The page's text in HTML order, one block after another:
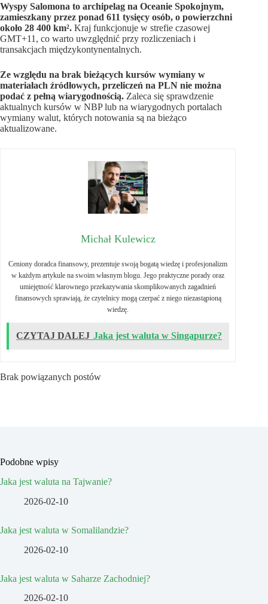
Wyspy Salomona to archipelag na Oceanie Spokojnym,
zamieszkany przez ponad 611 tysięcy osób, o powierzchni
około 28 400 km². Kraj funkcjonuje w strefie czasowej
GMT+11, co warto uwzględnić przy rozliczeniach i
transakcjach międzykontynentalnych.
Ze względu na brak bieżących kursów wymiany w
materiałach źródłowych, przeliczeń na PLN nie można
podać z pełną wiarygodnością. Zaleca się sprawdzenie
aktualnych kursów w NBP lub na wiarygodnych portalach
wymiany walut, których notowania są na bieżąco
aktualizowane.
Michał Kulewicz
Ceniony doradca finansowy, prezentuje swoją bogatą wiedzę i profesjonalizm
w każdym artykule na swoim własnym blogu. Jego praktyczne porady oraz
umiejętność klarownego przekazywania skomplikowanych zagadnień
finansowych sprawiają, że czytelnicy mogą czerpać z niego niezastąpioną
wiedzę.
CZYTAJ DALEJ Jaka jest waluta w Singapurze?
Brak powiązanych postów
Podobne wpisy
Jaka jest waluta na Tajwanie?
2026-02-10
Jaka jest waluta w Somalilandzie?
2026-02-10
Jaka jest waluta w Saharze Zachodniej?
2026-02-10